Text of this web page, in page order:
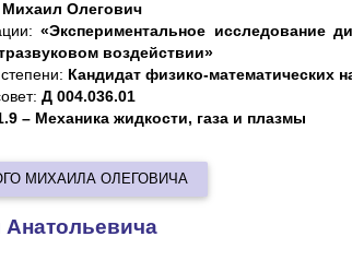
Михаил Олегович
«Экспериментальное исследование
воздействии»
Кандидат физико-математических
Д 004.036.01
– Механика жидкости, газа и плазмы
МИХАИЛА ОЛЕГОВИЧА
Анатольевича